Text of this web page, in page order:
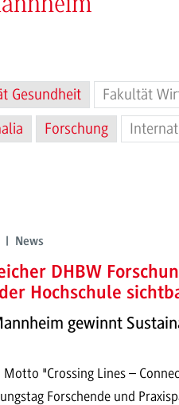
Gesundheit Fakultät
Forschung
| News
DHBW
Hochschule
gewinnt
Motto "Crossing Lines –
Forschende und